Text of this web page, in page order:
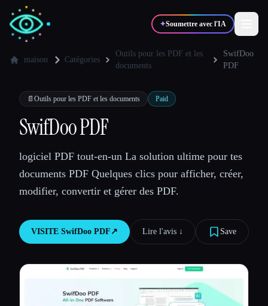
✦Soumettre avec l'IA
💻Développeurs
🎓Étudiants 🎬Créateurs
Blog
Comparer les outils
Toutes les catégories
maison Catégories
Outils pour les PDF et les
documents
SwifDoo
PDF
📄 Outils pour les PDF et les documents Paid
SwifDoo PDF
logiciel PDF tout-en-un La solution ultime pour tes
documents PDF Quelques clics pour afficher, créer,
modifier, convertir et gérer des PDF.
VISITE SwifDoo PDF ↗︎ Lire l'avis ↓︎ Save